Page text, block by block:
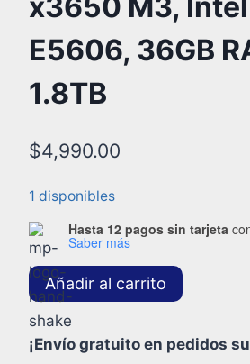
x3650 M3,
E5606, 36GB
1.8TB
$4,990.00
1 disponibles
Hasta 12 pagos sin tarjeta
Saber más
Añadir al carrito
¡Envío gratuito en pedidos